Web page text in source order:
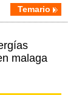
Temario
malaga